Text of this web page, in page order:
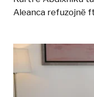
Aleanca refuzojnë